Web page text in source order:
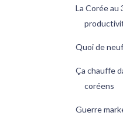
La Corée au
Quoi de
Ça chauffe
coréens
Guerre